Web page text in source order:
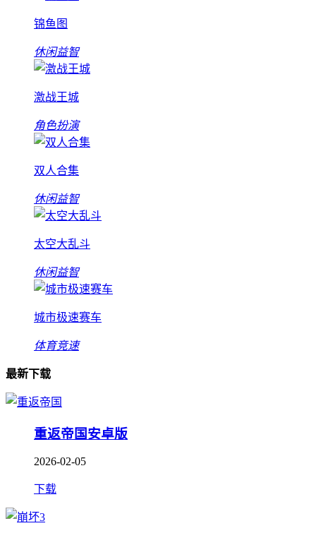
锦鱼图
休闲益智
激战王城
角色扮演
双人合集
休闲益智
太空大乱斗
休闲益智
城市极速赛车
体育竞速
最新下载
重返帝国安卓版
2026-02-05
下载